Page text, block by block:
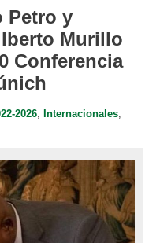
Petro y
Murillo
Conferencia
2026, Internacionales,